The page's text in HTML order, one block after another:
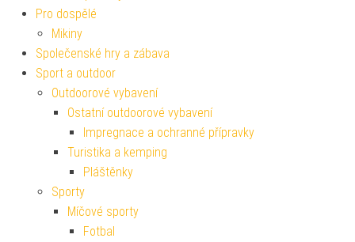
Pro dospělé
Mikiny
Společenské hry a zábava
Sport a outdoor
Outdoorové vybavení
Ostatní outdoorové vybavení
Impregnace a ochranné přípravky
Turistika a kemping
Pláštěnky
Sporty
Míčové sporty
Fotbal